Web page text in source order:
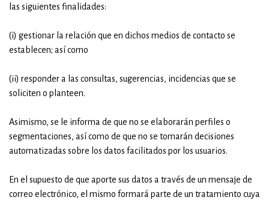
las siguientes finalidades:
(i) gestionar la relación que en dichos medios de contacto se
establecen; así como
(ii) responder a las consultas, sugerencias, incidencias que se
soliciten o planteen.
Asimismo, se le informa de que no se elaborarán perfiles o
segmentaciones, así como de que no se tomarán decisiones
automatizadas sobre los datos facilitados por los usuarios.
En el supuesto de que aporte sus datos a través de un mensaje de
correo electrónico, el mismo formará parte de un tratamiento cuya